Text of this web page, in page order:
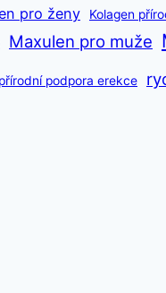
pro ženy Kolagen
Maxulen pro muže
přírodní podpora erekce